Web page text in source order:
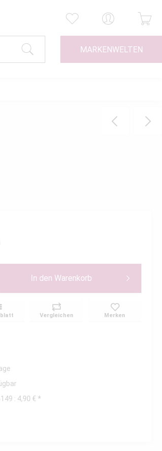
MARKENWELTEN
In den Warenkorb
Vergleichen Merken
: 4,90 € *